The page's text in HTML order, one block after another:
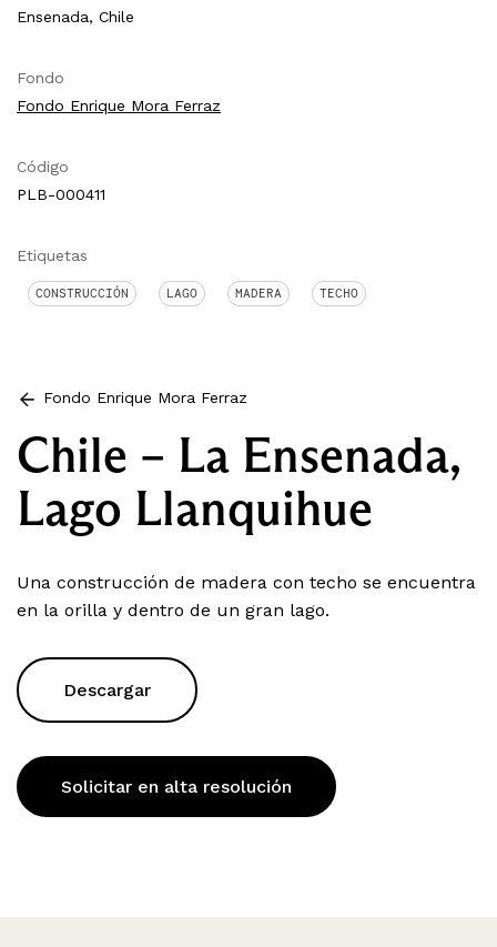
Ensenada, Chile
Fondo
Fondo Enrique Mora Ferraz
Código
PLB-000411
Etiquetas
CONSTRUCCIÓN LAGO MADERA TECHO
Fondo Enrique Mora Ferraz
Chile – La Ensenada,
Lago Llanquihue
Una construcción de madera con techo se encuentra
en la orilla y dentro de un gran lago.
Descargar
Solicitar en alta resolución